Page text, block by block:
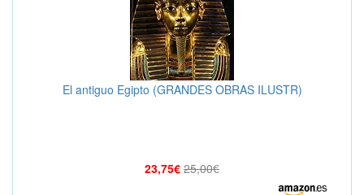
El antiguo Egipto (GRANDES OBRAS ILUSTR)
23,75€ 25,00€